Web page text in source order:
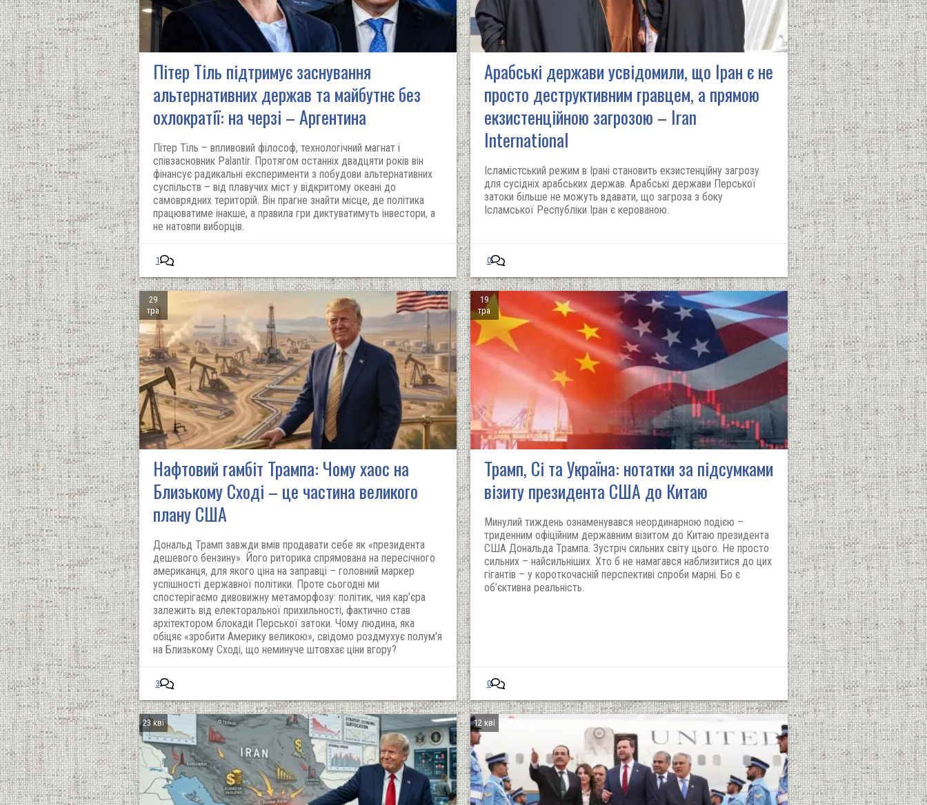
Пітер Тіль підтримує заснування
альтернативних держав та майбутнє без
охлократії: на черзі – Аргентина
Пітер Тіль – впливовий філософ, технологічний магнат і
співзасновник Palantir. Протягом останніх двадцяти років він
фінансує радикальні експерименти з побудови альтернативних
суспільств – від плавучих міст у відкритому океані до
самоврядних територій. Він прагне знайти місце, де політика
працюватиме інакше, а правила гри диктуватимуть інвестори, а
не натовпи виборців.
1
Арабські держави усвідомили, що Іран є не
просто деструктивним гравцем, а прямою
екзистенційною загрозою – Iran
International
Ісламістський режим в Ірані становить екзистенційну загрозу
для сусідніх арабських держав. Арабські держави Перської
затоки більше не можуть вдавати, що загроза з боку
Ісламської Республіки Іран є керованою.
0
29
тра
Нафтовий гамбіт Трампа: Чому хаос на
Близькому Сході – це частина великого
плану США
Дональд Трамп завжди вмів продавати себе як «президента
дешевого бензину». Його риторика спрямована на пересічного
американця, для якого ціна на заправці – головний маркер
успішності державної політики. Проте сьогодні ми
спостерігаємо дивовижну метаморфозу: політик, чия кар’єра
залежить від електоральної прихильності, фактично став
архітектором блокади Перської затоки. Чому людина, яка
обіцяє «зробити Америку великою», свідомо роздмухує полум'я
на Близькому Сході, що неминуче штовхає ціни вгору?
3
19
тра
Трамп, Сі та Україна: нотатки за підсумками
візиту президента США до Китаю
Минулий тиждень ознаменувався неординарною подією –
триденним офіційним державним візитом до Китаю президента
США Дональда Трампа. Зустріч сильних світу цього. Не просто
сильних – найсильніших. Хто б не намагався наблизитися до цих
гігантів – у короткочасній перспективі спроби марні. Бо є
об’єктивна реальність.
0
23 кві 12 кві